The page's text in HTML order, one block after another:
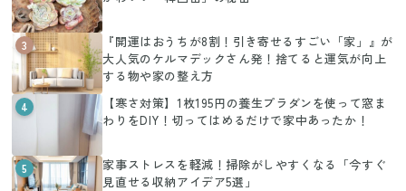
3
『開運はおうちが8割！引き寄せるすごい「家」』が
大人気のケルマデックさん発！捨てると運気が向上
する物や家の整え方
4
【寒さ対策】1枚195円の養生プラダンを使って窓ま
わりをDIY！切ってはめるだけで家中あったか！
5
家事ストレスを軽減！掃除がしやすくなる「今すぐ
見直せる収納アイデア5選」